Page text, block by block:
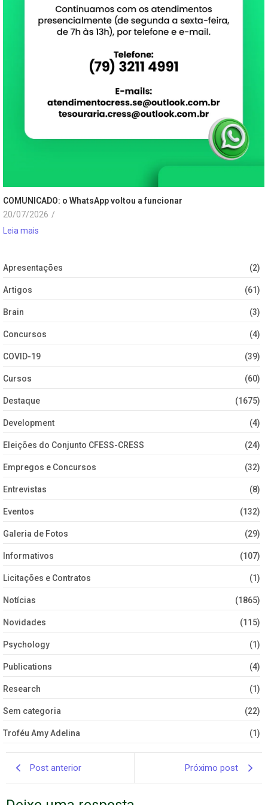
COMUNICADO: o WhatsApp voltou a funcionar
20/07/2026 /
Leia mais
Apresentações (2)
Artigos (61)
Brain (3)
Concursos (4)
COVID-19 (39)
Cursos (60)
Destaque (1675)
Development (4)
Eleições do Conjunto CFESS-CRESS (24)
Empregos e Concursos (32)
Entrevistas (8)
Eventos (132)
Galeria de Fotos (29)
Informativos (107)
Licitações e Contratos (1)
Notícias (1865)
Novidades (115)
Psychology (1)
Publications (4)
Research (1)
Sem categoria (22)
Troféu Amy Adelina (1)
Post anterior Próximo post